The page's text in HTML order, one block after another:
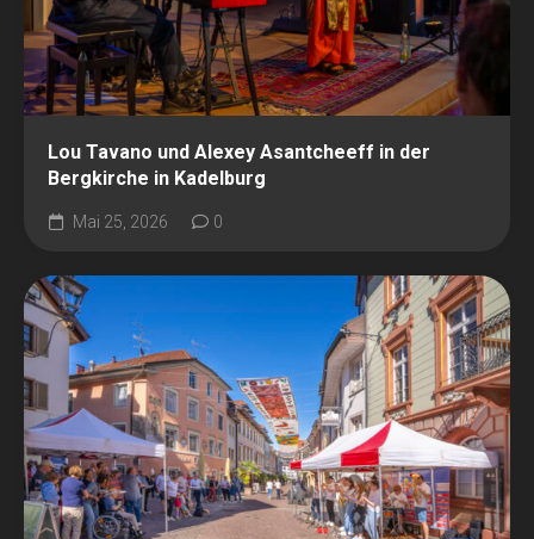
Lou Tavano und Alexey Asantcheeff in der
Bergkirche in Kadelburg
Mai 25, 2026 0